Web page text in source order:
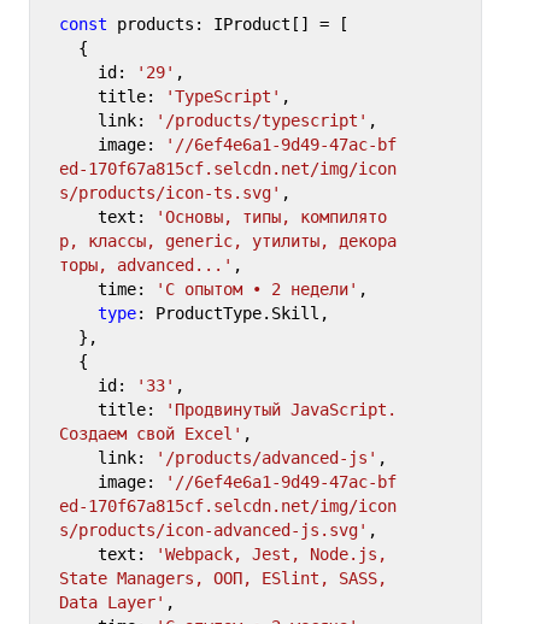
const products: IProduct[] = [
    id:
'29' ,
    title:
'TypeScript' ,
    link:
'/products/typescript' ,
    image:
'//6ef4e6a1-9d49-47ac-bf
ed-170f67a815cf.selcdn.net/img/icon
s/products/icon-ts.svg' ,
    text:
'Основы, типы, компилято
р, классы, generic, утилиты, декора
торы, advanced...' ,
    time:
'С опытом • 2 недели' ,
type: ProductType.Skill,
    id:
'33' ,
    title:
'Продвинутый JavaScript.
Создаем свой Excel' ,
    link:
'/products/advanced-js' ,
    image:
'//6ef4e6a1-9d49-47ac-bf
ed-170f67a815cf.selcdn.net/img/icon
s/products/icon-advanced-js.svg' ,
    text:
'Webpack, Jest, Node.js,
State Managers, ООП, ESlint, SASS,
Data Layer' ,